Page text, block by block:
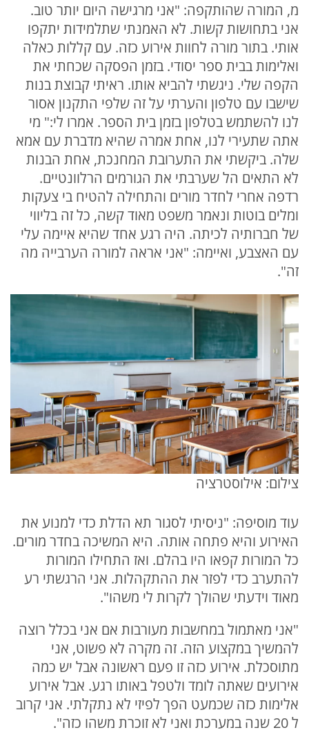
מ, המורה שהותקפה: "אני מרגישה היום יותר טוב.
אני בתחושות קשות. לא האמנתי שתלמידות יתקפו
אותי. בתור מורה לחוות אירוע כזה. עם קללות כאלה
ואלימות בבית ספר יסודי. בזמן הפסקה שכחתי את
הקפה שלי. ניגשתי להביא אותו. ראיתי קבוצת בנות
שישבו עם טלפון והערתי על זה שלפי התקנון אסור
לנו להשתמש בטלפון בזמן בית הספר. אמרו לי:" מי
אתה שתעירי לנו, אחת אמרה שהיא מדברת עם אמא
שלה. ביקשתי את התערובת המחנכת, אחת הבנות
לא התאים הל שערבתי את הגורמים הרלוונטיים.
רדפה אחרי לחדר מורים והתחילה להטיח בי צעקות
ומלים בוטות ונאמר משפט מאוד קשה, כל זה בליווי
של חברותיה לכיתה. היה רגע אחד שהיא איימה עלי
עם האצבע, ואיימה: "אני אראה למורה הערבייה מה
זה".
צילום: אילוסטרציה
עוד מוסיפה: "ניסיתי לסגור תא הדלת כדי למנוע את
האירוע והיא פתחה אותה. היא המשיכה בחדר מורים.
כל המורות קפאו היו בהלם. ואז התחילו המורות
להתערב כדי לפזר את ההתקהלות. אני הרגשתי רע
מאוד וידעתי שהולך לקרות לי משהו".
"אני מאתמול במחשבות מעורבות אם אני בכלל רוצה
להמשיך במקצוע הזה. זה מקרה לא פשוט, אני
מתוסכלת. אירוע כזה זו פעם ראשונה אבל יש כמה
אירועים שאתה לומד ולטפל באותו רגע. אבל אירוע
אלימות כזה שכמעט הפך לפיזי לא נתקלתי. אני קרוב
ל 20 שנה במערכת ואני לא זוכרת משהו כזה".